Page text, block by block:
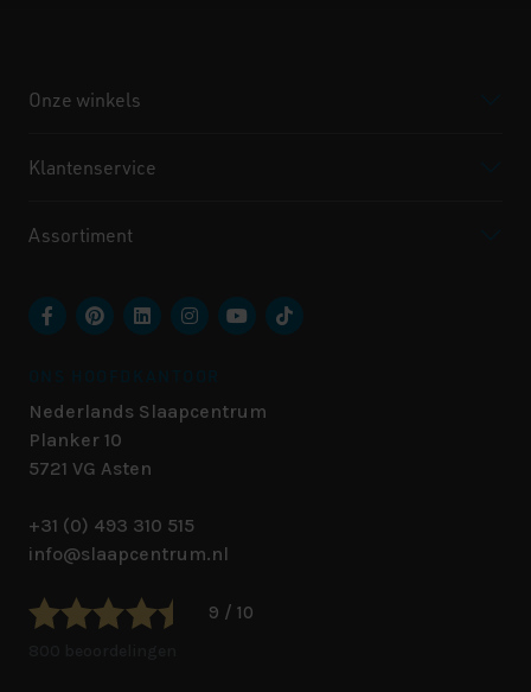
Onze winkels
Klantenservice
Assortiment
Nederlands Slaapcentrum
Planker 10
5721 VG Asten
+31 (0) 493 310 515
info@slaapcentrum.nl
9 / 10